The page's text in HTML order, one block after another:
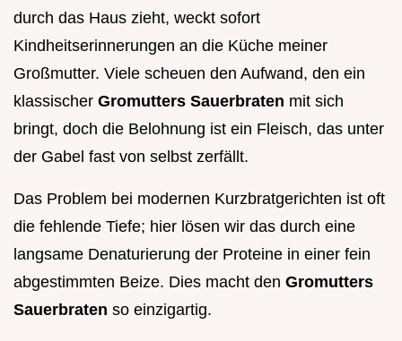
durch das Haus zieht, weckt sofort
Kindheitserinnerungen an die Küche meiner
Großmutter. Viele scheuen den Aufwand, den ein
klassischer Gromutters Sauerbraten mit sich
bringt, doch die Belohnung ist ein Fleisch, das unter
der Gabel fast von selbst zerfällt.
Das Problem bei modernen Kurzbratgerichten ist oft
die fehlende Tiefe; hier lösen wir das durch eine
langsame Denaturierung der Proteine in einer fein
abgestimmten Beize. Dies macht den Gromutters
Sauerbraten so einzigartig.